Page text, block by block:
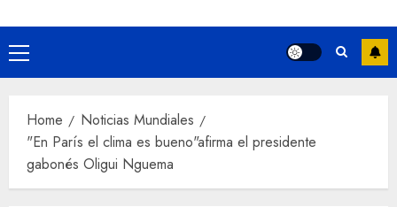
Home
Noticias Mundiales
"En París el clima es bueno"afirma el presidente
gabonés Oligui Nguema